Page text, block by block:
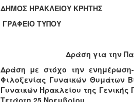
ΔΗΜΟΣ ΗΡΑΚΛΕΙΟΥ ΚΡΗΤΗΣ
ΓΡΑΦΕΙΟ ΤΥΠΟΥ
Δράση για την
Δράση με στόχο την
Φιλοξενίας Γυναικών Θυμάτων
Γυναικών Ηρακλείου της
Τετάρτη 25 Νοεμβρίου.